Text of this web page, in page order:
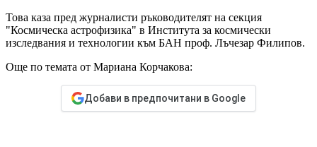
Това каза пред журналисти ръководителят на секция
"Космическа астрофизика" в Института за космически
изследвания и технологии към БАН проф. Лъчезар Филипов.
Още по темата от Мариана Корчакова:
Добави в предпочитани в Google